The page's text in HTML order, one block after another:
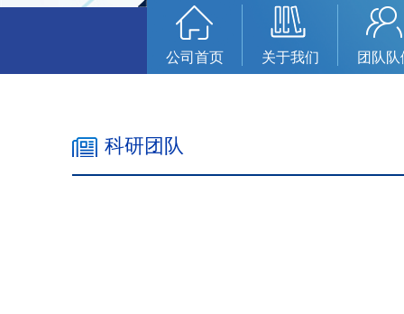
公司首页 关于我们 团队队
科研团队